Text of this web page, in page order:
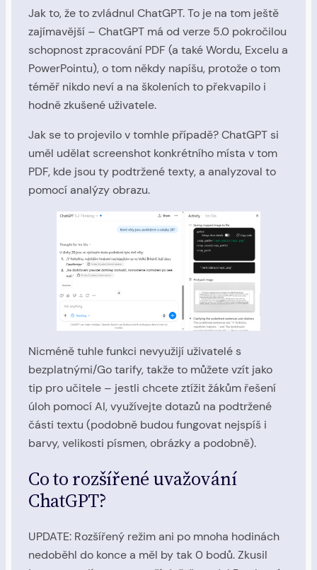
Jak to, že to zvládnul ChatGPT. To je na tom ještě
zajímavější – ChatGPT má od verze 5.0 pokročilou
schopnost zpracování PDF (a také Wordu, Excelu a
PowerPointu), o tom někdy napíšu, protože o tom
téměř nikdo neví a na školeních to překvapilo i
hodně zkušené uživatele.
Jak se to projevilo v tomhle případě? ChatGPT si
uměl udělat screenshot konkrétního místa v tom
PDF, kde jsou ty podtržené texty, a analyzoval to
pomocí analýzy obrazu.
Nicméně tuhle funkci nevyužijí uživatelé s
bezplatnými/Go tarify, takže to můžete vzít jako
tip pro učitele – jestli chcete ztížit žákům řešení
úloh pomocí AI, využívejte dotazů na podtržené
části textu (podobně budou fungovat nejspíš i
barvy, velikosti písmen, obrázky a podobně).
Co to rozšířené uvažování
ChatGPT?
UPDATE: Rozšířený režim ani po mnoha hodinách
nedoběhl do konce a měl by tak 0 bodů. Zkusil